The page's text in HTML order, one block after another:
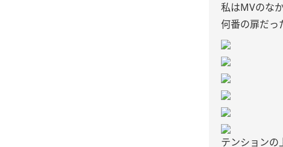
私はMVのな
何番の扉だ
テンションの